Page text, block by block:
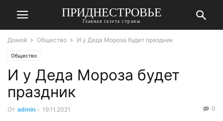
ПРИДНЕСТРОВЬЕ
Главная газета страны
Домой Общество И у Деда Мороза будет праздник
Общество
И у Деда Мороза будет
праздник
От admin - 19.11.2021 0